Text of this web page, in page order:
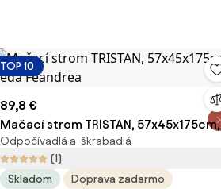
TOP 10
89,8 €
Mačací strom TRISTAN, 57x45x175cm,
šedá Feandrea
Odpočívadlá a škrabadlá
(1)
Skladom
Doprava zadarmo